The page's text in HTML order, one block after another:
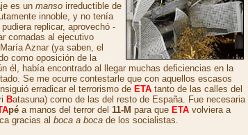
es un manso irreductible de
innoble, y no tenía
replicar, aprovechó -
cornadas al ejecutivo
Aznar (ya saben, el
como oposición de la
él, había encontrado al llegar muchas deficiencias en la
Se me ocurre contestarle que con aquellos escasos
erradicar el terrorismo de ETA tanto de las calles del
Batasuna) como de las del resto de España. Fue necesaria
pé a manos del terror del 11-M para que ETA volviera a
gracias al boca a boca de los socialistas.